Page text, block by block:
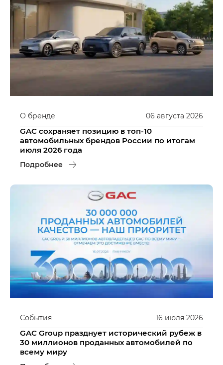
06 августа 2026
О бренде
GAC сохраняет позицию в топ-10
автомобильных брендов России по итогам
июля 2026 года
Подробнее
16 июля 2026
События
GAC Group празднует исторический рубеж в
30 миллионов проданных автомобилей по
всему миру